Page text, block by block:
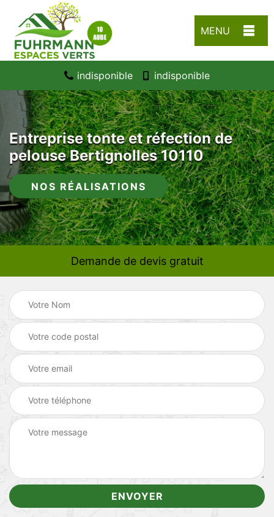
MENU
indisponible indisponible
Entreprise tonte et réfection de
pelouse Bertignolles 10110
NOS RÉALISATIONS
Demande de devis gratuit